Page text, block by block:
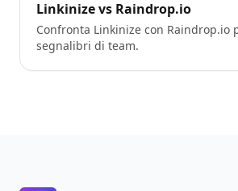
Linkinize vs Raindrop.io
Confronta Linkinize con Raindrop.io
segnalibri di team.